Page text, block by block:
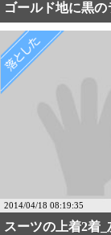
2014/04/18 08:19:35